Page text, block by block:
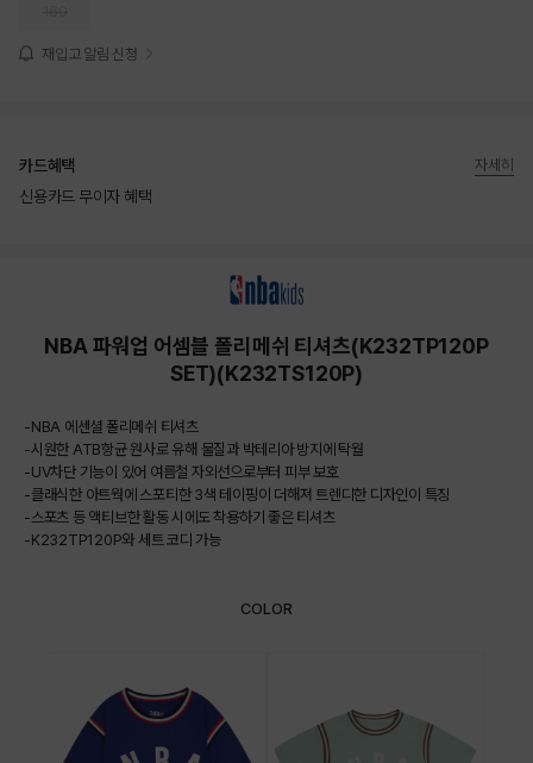
재입고 알림 신청
카드혜택
신용카드 무이자 혜택
자세히
NBA 파워업 어셈블 폴리메쉬 티셔츠(K232TP120P
SET)(K232TS120P)
-NBA 에센셜 폴리메쉬 티셔츠
-시원한 ATB항균 원사로 유해 물질과 박테리아 방지에 탁월
-UV차단 기능이 있어 여름철 자외선으로부터 피부 보호
-클래식한 아트웍에 스포티한 3색 테이핑이 더해져 트렌디한 디자인이 특징
-스포츠 등 액티브한 활동 시에도 착용하기 좋은 티셔츠
-K232TP120P와 세트 코디 가능
COLOR